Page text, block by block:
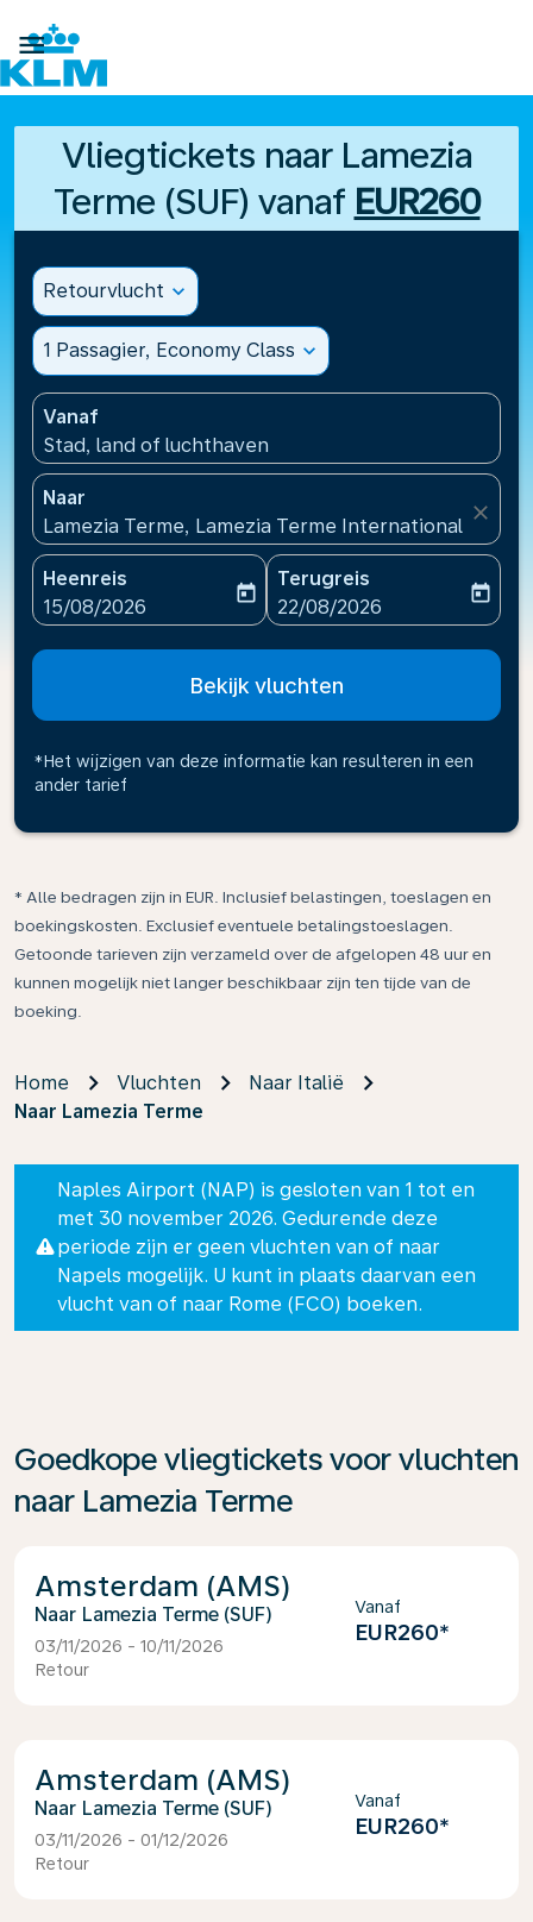

Vliegtickets naar Lamezia
Terme (SUF) vanaf EUR260
Retourvlucht expand_more
1 Passagier, Economy Class expand_more
Vanaf
Stad, land of luchthaven
Naar
Lamezia Terme, Lamezia Terme International
close
Heenreis
fc-booking-departure-date-aria-label
15/08/2026
today
Terugreis
fc-booking-return-date-
22/08/2026
today
Bekijk vluchten
*Het wijzigen van deze informatie kan resulteren in een
ander tarief
* Alle bedragen zijn in EUR. Inclusief belastingen, toeslagen en
boekingskosten. Exclusief eventuele betalingstoeslagen.
Getoonde tarieven zijn verzameld over de afgelopen 48 uur en
kunnen mogelijk niet langer beschikbaar zijn ten tijde van de
boeking.
Home Vluchten
Naar Italië
Naar Lamezia Terme
Naples Airport (NAP) is gesloten van 1 tot en
met 30 november 2026. Gedurende deze
periode zijn er geen vluchten van of naar
Napels mogelijk. U kunt in plaats daarvan een
vlucht van of naar Rome (FCO) boeken.
Goedkope vliegtickets voor vluchten
naar Lamezia Terme
Amsterdam (AMS)
Lamezia Terme (SUF)
03/11/2026 - 10/11/2026
Retour
Vanaf
EUR260*
Amsterdam (AMS)
Lamezia Terme (SUF)
03/11/2026 - 01/12/2026
Retour
Vanaf
EUR260*